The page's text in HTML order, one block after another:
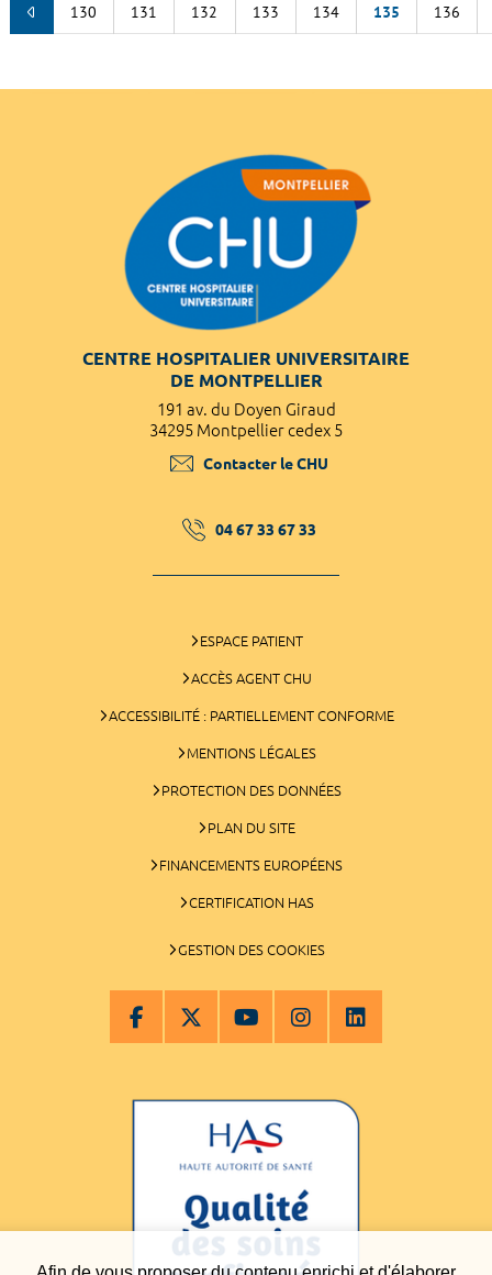
130 131 132 133 134 135 136
CENTRE HOSPITALIER UNIVERSITAIRE
DE MONTPELLIER
191 av. du Doyen Giraud
34295 Montpellier cedex 5
Contacter le CHU
04 67 33 67 33
ESPACE PATIENT
ACCÈS AGENT CHU
ACCESSIBILITÉ : PARTIELLEMENT CONFORME
MENTIONS LÉGALES
PROTECTION DES DONNÉES
PLAN DU SITE
FINANCEMENTS EUROPÉENS
CERTIFICATION HAS
GESTION DES COOKIES